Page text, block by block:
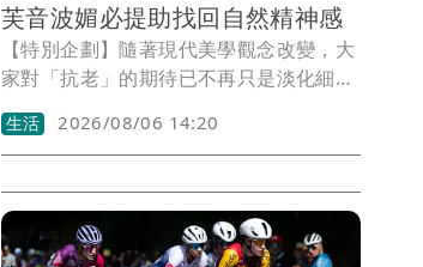
芙音波媚必提助找回自然精神感
【特別企劃】隨著現代美學觀念改變，大
家對「抗老」的期待已不再只是淡化細
紋，而是更重視臉部輪廓、緊緻度與整體
精神感。真正影響視覺年齡的關鍵，往往
來自肌膚深層支撐力的改變，因此現代抗
老概念也從單一部位改善，逐漸轉向整體
輪廓管理，希望在保有個人特色的同時，
找回自然、自信的年輕感。
生活 2026/08/06 14:20